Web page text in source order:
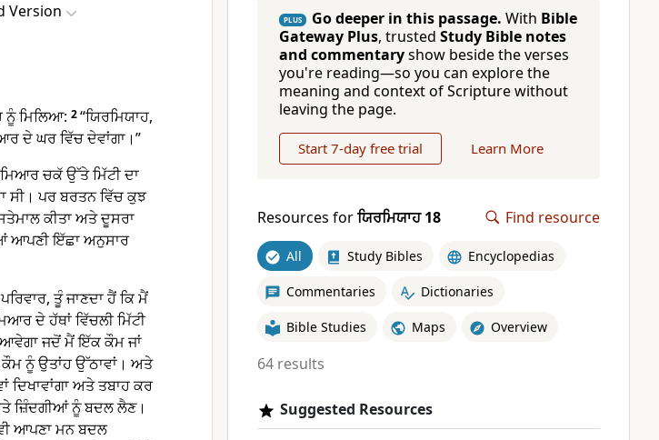
Version
ਨੂੰ ਮਿਲਿਆ: 2“ਯਿਰਮਿਯਾਹ,
ਦੇ ਘਰ ਵਿੱਚ ਦੇਵਾਂਗਾ।”
ਚਕੱ ਉੱਤੇ ਮਿੱਟੀ ਦਾ
ਸੀ। ਪਰ ਬਰਤਨ ਵਿੱਚ ਕੁਝ
ਕੀਤਾ ਅਤੇ ਦੂਸਰਾ
ਆਪਣੀ ਇੱਛਾ ਅਨੁਸਾਰ
ਤੂੰ ਜਾਣਦਾ ਹੈਂ ਕਿ ਮੈਂ
ਦੇ ਹੱਥਾਂ ਵਿੱਚਲੀ ਮਿੱਟੀ
ਜਦੋਂ ਮੈਂ ਇੱਕ ਕੌਮ ਜਾਂ
ਨੂੰ ਉਤਾਂਹ ਉੱਠਾਵਾਂ। ਅਤੇ
ਦਿਖਾਵਾਂਗਾ ਅਤੇ ਤਬਾਹ ਕਰ
ਜ਼ਿੰਦਗੀਆਂ ਨੂੰ ਬਦਲ ਲੈਣ।
ਆਪਣਾ ਮਨ ਬਦਲ
PLUS Go deeper in this passage. With Bible
Gateway Plus, trusted Study Bible notes
and commentaryshow beside the verses
you're reading—so you can explore the
meaning and context of Scripture without
leaving the page.
Start 7-day free trial Learn More
Resources forਯਿਰਮਿਯਾਹ 18 Find resource
All Study Bibles Encyclopedias
Commentaries Dictionaries
Bible Studies Maps Overview
64 results
Suggested Resources